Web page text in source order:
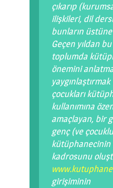
çıkarıp
ilişkileri, dil
bunların
Geçen yıldan
toplumda
önemini
çocukları
kullanımına
amaçlayan, bir
genç (ve
kütüphanecinin
kadrosunu
girişiminin